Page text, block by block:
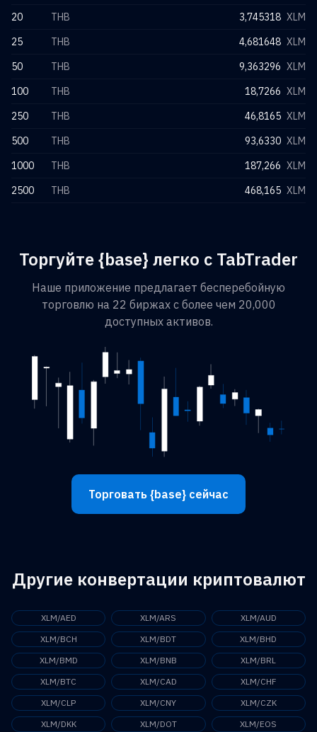
20
THB 3,745318 XLM
25
THB 4,681648 XLM
50
THB 9,363296 XLM
100
THB 18,7266 XLM
250
THB 46,8165 XLM
500
THB 93,6330 XLM
1000
THB 187,266 XLM
2500
THB 468,165 XLM
Торгуйте {base} легко с TabTrader
Наше приложение предлагает бесперебойную
торговлю на 22 биржах с более чем 20,000
доступных активов.
Торговать {base} сейчас
Другие конвертации криптовалют
XLM/AED XLM/ARS
XLM/AUD
XLM/BCH
XLM/BDT
XLM/BHD
XLM/BMD
XLM/BNB
XLM/BRL
XLM/BTC
XLM/CAD
XLM/CHF
XLM/CLP
XLM/CNY
XLM/CZK
XLM/DKK
XLM/DOT
XLM/EOS